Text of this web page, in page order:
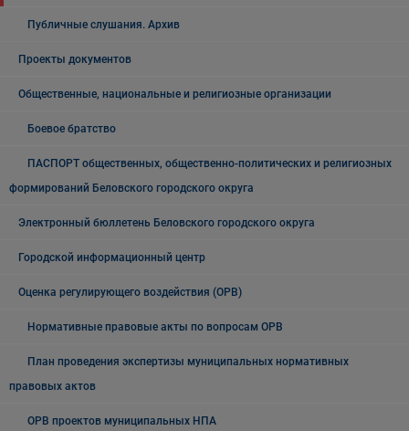
Публичные слушания. Архив
Проекты документов
Общественные, национальные и религиозные организации
Боевое братство
ПАСПОРТ общественных, общественно-политических и религиозных
формирований Беловского городского округа
Электронный бюллетень Беловского городского округа
Городской информационный центр
Оценка регулирующего воздействия (ОРВ)
Нормативные правовые акты по вопросам ОРВ
План проведения экспертизы муниципальных нормативных
правовых актов
ОРВ проектов муниципальных НПА